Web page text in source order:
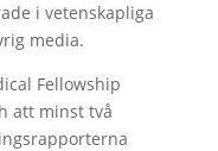
i vetenskapliga
media.
Fellowship
att minst två